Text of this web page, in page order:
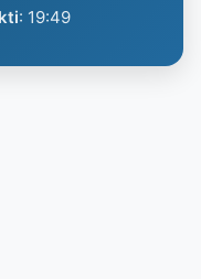
: 19:49